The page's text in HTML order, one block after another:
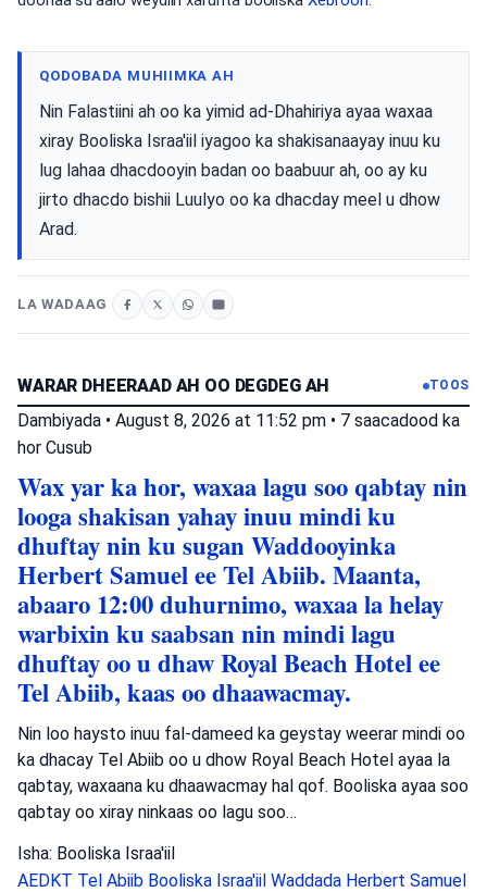
QODOBADA MUHIIMKA AH
Nin Falastiini ah oo ka yimid ad-Dhahiriya ayaa waxaa
xiray Booliska Israa'iil iyagoo ka shakisanaayay inuu ku
lug lahaa dhacdooyin badan oo baabuur ah, oo ay ku
jirto dhacdo bishii Luulyo oo ka dhacday meel u dhow
Arad.
LA WADAAG
WARAR DHEERAAD AH OO DEGDEG AH TOOS
Dambiyada • August 8, 2026 at 11:52 pm • 7 saacadood ka
hor Cusub
Wax yar ka hor, waxaa lagu soo qabtay nin
looga shakisan yahay inuu mindi ku
dhuftay nin ku sugan Waddooyinka
Herbert Samuel ee Tel Abiib. Maanta,
abaaro 12:00 duhurnimo, waxaa la helay
warbixin ku saabsan nin mindi lagu
dhuftay oo u dhaw Royal Beach Hotel ee
Tel Abiib, kaas oo dhaawacmay.
Nin loo haysto inuu fal-dameed ka geystay weerar mindi oo
ka dhacay Tel Abiib oo u dhow Royal Beach Hotel ayaa la
qabtay, waxaana ku dhaawacmay hal qof. Booliska ayaa soo
qabtay oo xiray ninkaas oo lagu soo…
Isha: Booliska Israa'iil
AEDKT Tel Abiib Booliska Israa'iil Waddada Herbert Samuel